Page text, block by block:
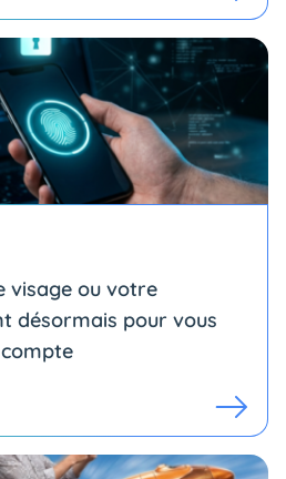
visage ou votre
désormais pour vous